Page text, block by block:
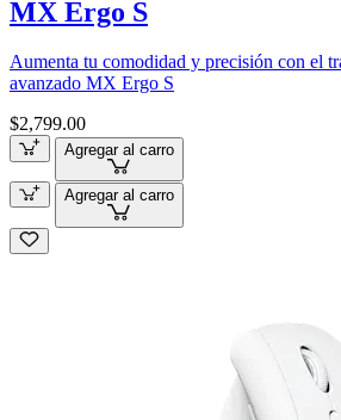
MX Ergo S
Aumenta tu comodidad y precisión con el
avanzado MX Ergo S
$2,799.00
Agregar al carro
Agregar al carro